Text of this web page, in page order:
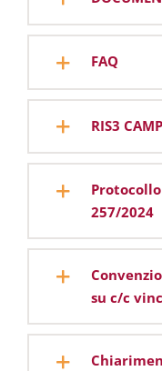
FAQ
RIS3
257/2024
su c/c